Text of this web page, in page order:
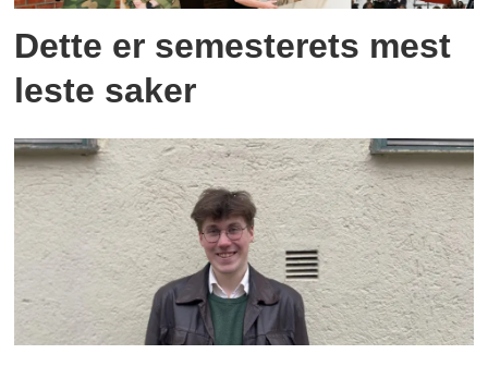
Dette er semesterets mest
leste saker